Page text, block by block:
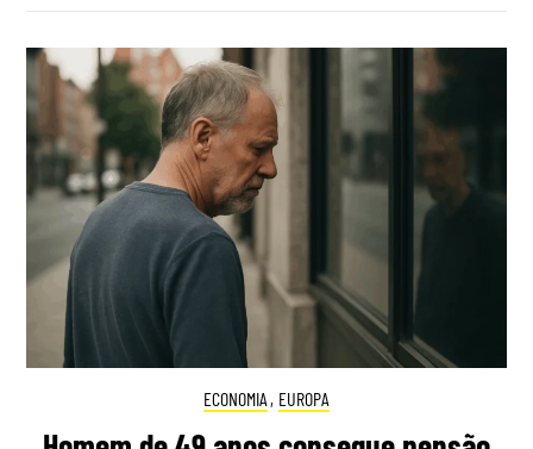
ECONOMIA , EUROPA